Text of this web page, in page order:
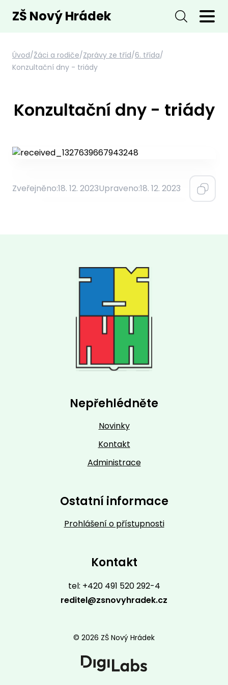
ZŠ Nový Hrádek
Úvod/Žáci a rodiče/Zprávy ze tříd/6. třída/
Konzultační dny - triády
Konzultační dny - triády
Zveřejněno:18. 12. 2023Upraveno:18. 12. 2023
Nepřehlédněte
Novinky
Kontakt
Administrace
Ostatní informace
Prohlášení o přístupnosti
Kontakt
tel: +420 491 520 292-4
reditel@zsnovyhradek.cz
© 2026 ZŠ Nový Hrádek